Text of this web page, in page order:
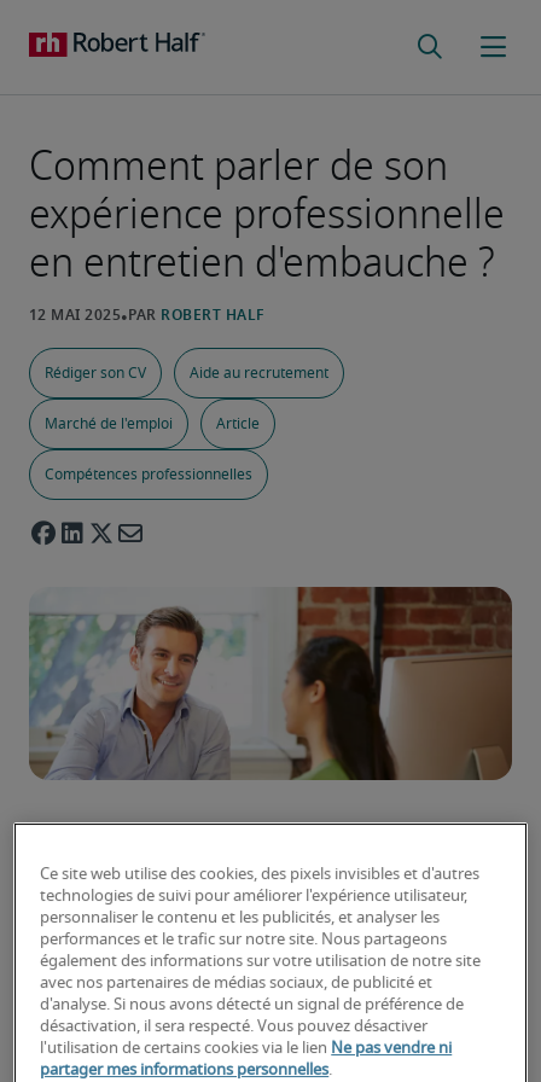
Comment parler de son
expérience professionnelle
en entretien d'embauche ?
Rédiger son CV Aide au recrutement
Marché de l'emploi Article
Compétences professionnelles
Lors de l’entretien d’embauche
, valoriser ses
expériences professionnelles permet de faire la
différence aux yeux des recruteurs ; toutefois, il
est essentiel de savoir les exposer pertinemment
lors de l’entretien d’embauche.
Préparer l'entretien en
sélectionnant ses expériences
Ce site web utilise des cookies, des pixels invisibles et d'autres
technologies de suivi pour améliorer l'expérience utilisateur,
personnaliser le contenu et les publicités, et analyser les
performances et le trafic sur notre site. Nous partageons
également des informations sur votre utilisation de notre site
avec nos partenaires de médias sociaux, de publicité et
d'analyse. Si nous avons détecté un signal de préférence de
désactivation, il sera respecté. Vous pouvez désactiver
l'utilisation de certains cookies via le lien Ne pas vendre ni
partager mes informations personnelles.